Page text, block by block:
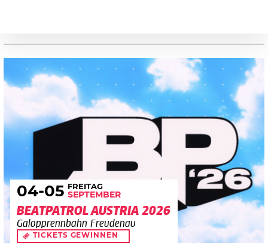
04-05 FREITAG
SEPTEMBER
BEATPATROL AUSTRIA 2026
Galopprennbahn Freudenau
TICKETS GEWINNEN